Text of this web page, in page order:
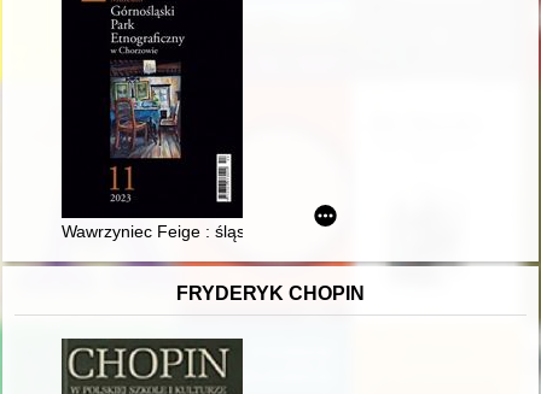
Wawrzyniec Feige : śląski protoplasta warszawskiej rodziny
FRYDERYK CHOPIN